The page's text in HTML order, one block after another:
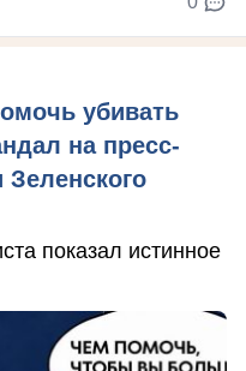
убивать
на пресс-
показал истинное